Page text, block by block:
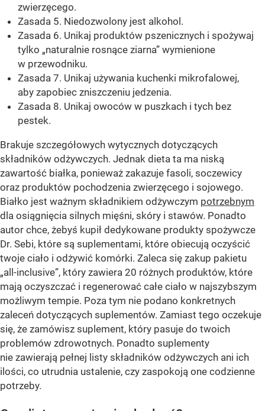
zwierzęcego.
Zasada 5. Niedozwolony jest alkohol.
Zasada 6. Unikaj produktów pszenicznych i spożywaj
tylko „naturalnie rosnące ziarna” wymienione
w przewodniku.
Zasada 7. Unikaj używania kuchenki mikrofalowej,
aby zapobiec zniszczeniu jedzenia.
Zasada 8. Unikaj owoców w puszkach i tych bez
pestek.
Brakuje szczegółowych wytycznych dotyczących
składników odżywczych. Jednak dieta ta ma niską
zawartość białka, ponieważ zakazuje fasoli, soczewicy
oraz produktów pochodzenia zwierzęcego i sojowego.
Białko jest ważnym składnikiem odżywczym potrzebnym
dla osiągnięcia silnych mięśni, skóry i stawów. Ponadto
autor chce, żebyś kupił dedykowane produkty spożywcze
Dr. Sebi, które są suplementami, które obiecują oczyścić
twoje ciało i odżywić komórki. Zaleca się zakup pakietu
„all-inclusive”, który zawiera 20 różnych produktów, które
mają oczyszczać i regenerować całe ciało w najszybszym
możliwym tempie. Poza tym nie podano konkretnych
zaleceń dotyczących suplementów. Zamiast tego oczekuje
się, że zamówisz suplement, który pasuje do twoich
problemów zdrowotnych. Ponadto suplementy
nie zawierają pełnej listy składników odżywczych ani ich
ilości, co utrudnia ustalenie, czy zaspokoją one codzienne
potrzeby.